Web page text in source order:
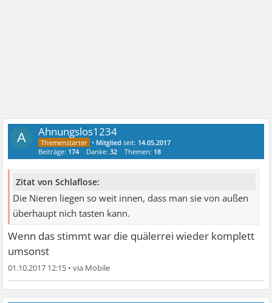
A Ahnungslos1234
• Mitglied seit: 14.05.2017
Beiträge: 174 Danke:32 Themen: 18
Zitat von Schlaflose:
Die Nieren liegen so weit innen, dass man sie von außen
überhaupt nich tasten kann.
Wenn das stimmt war die quälerrei wieder komplett
umsonst
01.10.2017 12:15 •